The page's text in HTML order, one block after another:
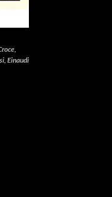
Einaudi